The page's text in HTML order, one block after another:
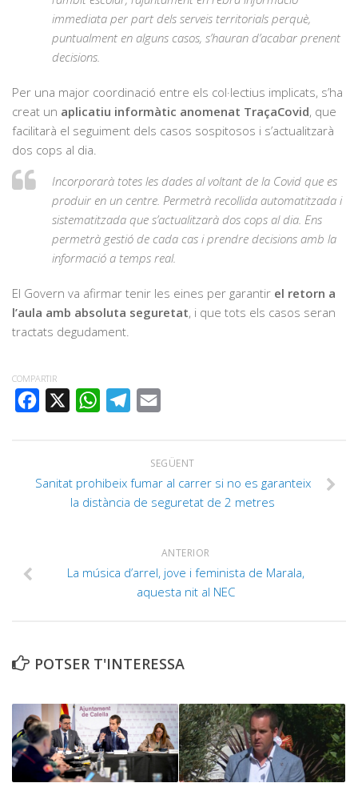
immediata per part dels serveis territorials perquè,
puntualment en alguns casos, s’hauran d’acabar prenent
decisions.
Per una major coordinació entre els col·lectius implicats, s’ha
creat un aplicatiu informàtic anomenat TraçaCovid, que
facilitarà el seguiment dels casos sospitosos i s’actualitzarà
dos cops al dia.
Incorporarà totes les dades al voltant de la Covid que es
produir en un centre. Permetrà recollida automatitzada i
sistematitzada que s’actualitzarà dos cops al dia. Ens
permetrà gestió de cada cas i prendre decisions amb la
informació a temps real.
El Govern va afirmar tenir les eines per garantir el retorn a
l’aula amb absoluta seguretat, i que tots els casos seran
tractats degudament.
COMPARTIR
FACEBOOK
WHATSAPPTELEGRAM
SEGÜENT
Sanitat prohibeix fumar al carrer si no es garanteix
la distància de seguretat de 2 metres
ANTERIOR
La música d’arrel, jove i feminista de Marala,
aquesta nit al NEC
POTSER T'INTERESSA